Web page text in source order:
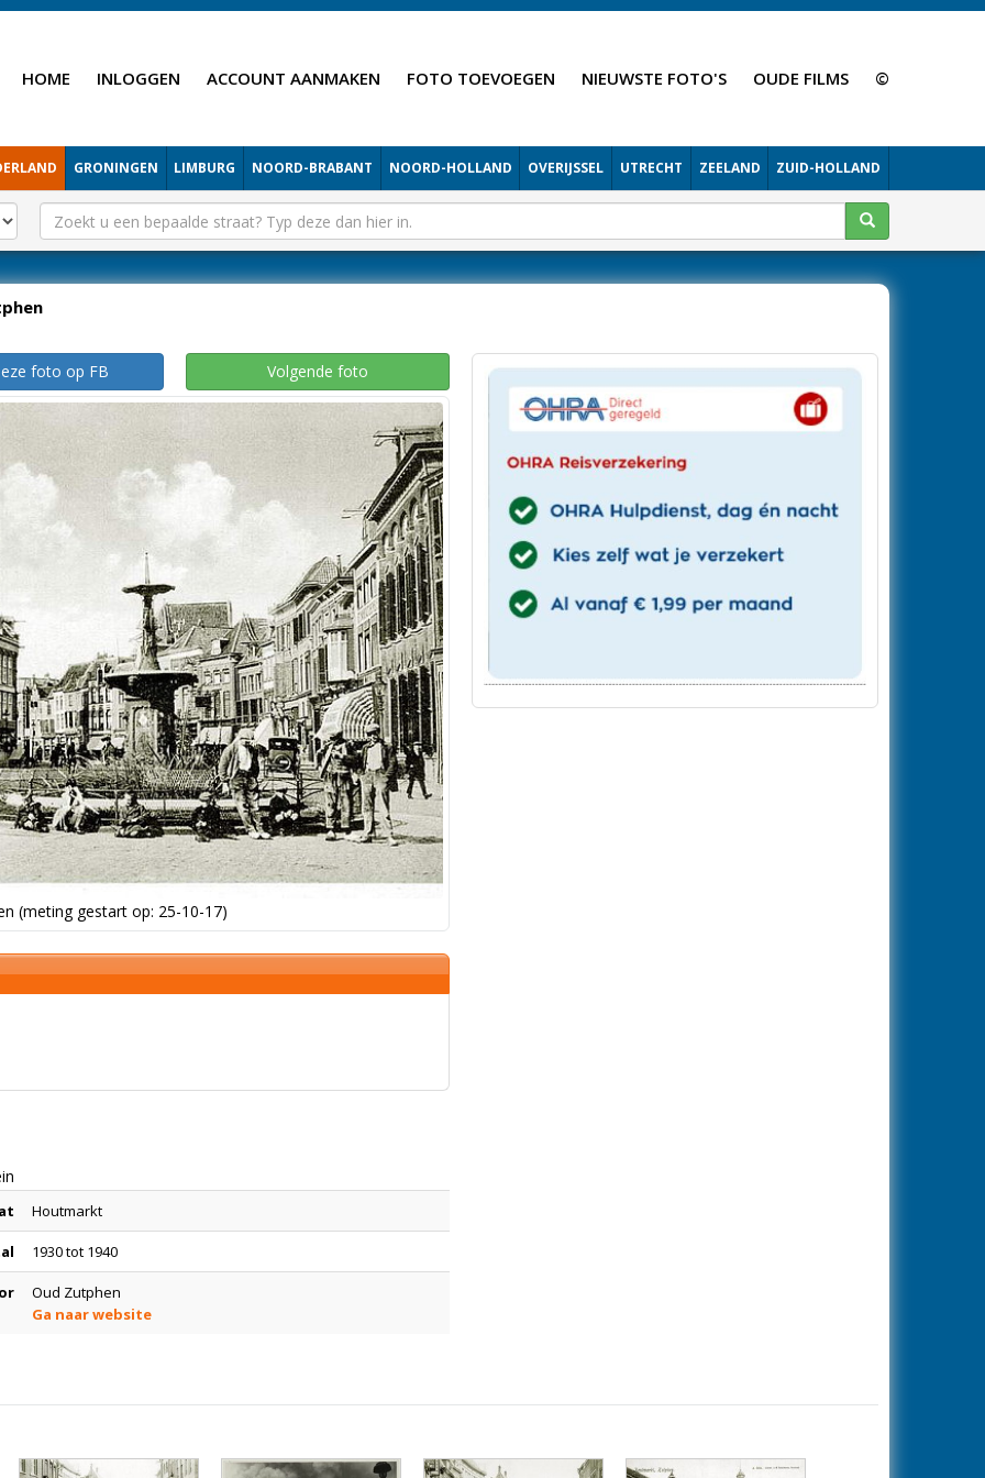
HOME INLOGGEN ACCOUNT AANMAKEN FOTO TOEVOEGEN NIEUWSTE FOTO'S OUDE FILMS ©
GRONINGEN LIMBURG NOORD-BRABANT NOORD-HOLLAND OVERIJSSEL UTRECHT ZEELAND ZUID-HOLLAND
foto op FB Volgende foto
(meting gestart op: 25-10-17)
Houtmarkt
1930 tot 1940
Oud Zutphen
Ga naar website